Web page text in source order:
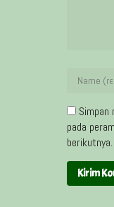
pada
berikutnya.